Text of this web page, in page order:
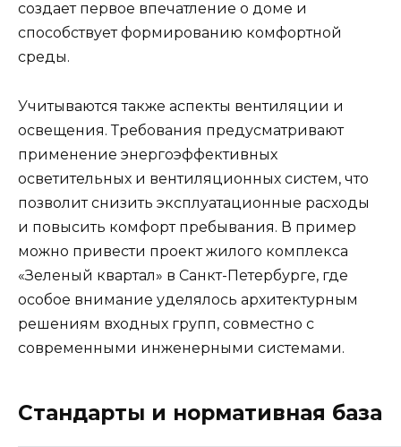
создает первое впечатление о доме и
способствует формированию комфортной
среды.
Учитываются также аспекты вентиляции и
освещения. Требования предусматривают
применение энергоэффективных
осветительных и вентиляционных систем, что
позволит снизить эксплуатационные расходы
и повысить комфорт пребывания. В пример
можно привести проект жилого комплекса
«Зеленый квартал» в Санкт-Петербурге, где
особое внимание уделялось архитектурным
решениям входных групп, совместно с
современными инженерными системами.
Стандарты и нормативная база